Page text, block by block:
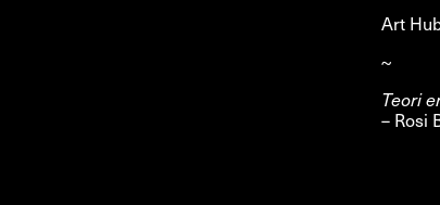
Art
~
Teori
– Rosi